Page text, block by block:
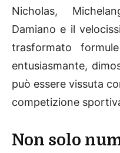
Nicholas,
Damiano e il
trasformato
entusiasmante,
può essere vissuta
competizione
Non solo